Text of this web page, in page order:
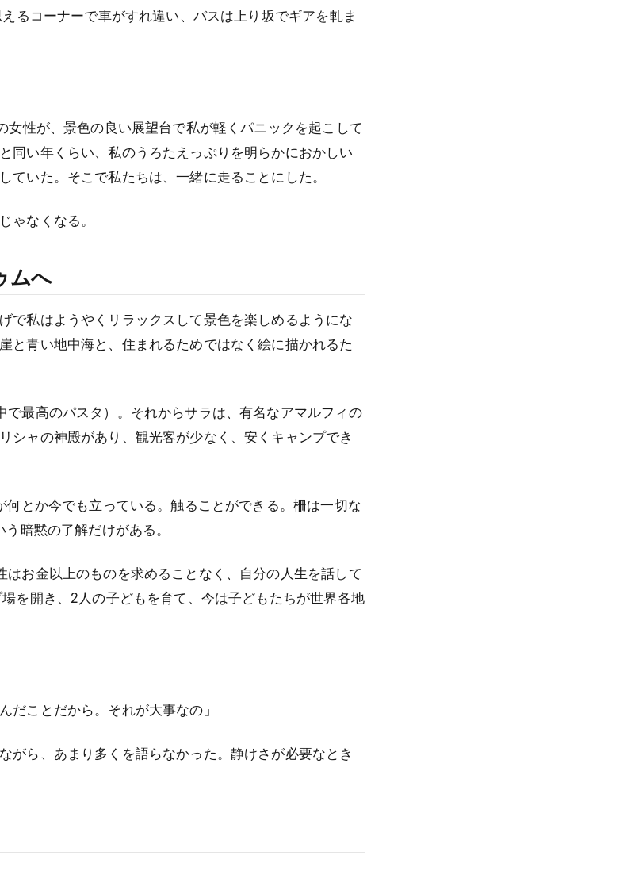
るコーナーで車がすれ違い、バスは上り坂でギアを軋ま
性が、景色の良い展望台で私が軽くパニックを起こして
同い年くらい、私のうろたえっぷりを明らかにおかしい
いた。そこで私たちは、一緒に走ることにした。
ゃなくなる。
ムへ
私はようやくリラックスして景色を楽しめるようにな
と青い地中海と、住まれるためではなく絵に描かれるた
最高のパスタ）。それからサラは、有名なアマルフィの
シャの神殿があり、観光客が少なく、安くキャンプでき
とか今でも立っている。触ることができる。柵は一切な
暗黙の了解だけがある。
お金以上のものを求めることなく、自分の人生を話して
を開き、2人の子どもを育て、今は子どもたちが世界各地
だことだから。それが大事なの」
がら、あまり多くを語らなかった。静けさが必要なとき